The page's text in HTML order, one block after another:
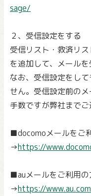
sage/
２、受信設定をする
受信リスト・救済リ
を追加して、メールを
なお、受信設定をし
せん。受信設定前の
手数ですが弊社までご
■docomoメールをご
→https://
■auメールをご利用の
→https://